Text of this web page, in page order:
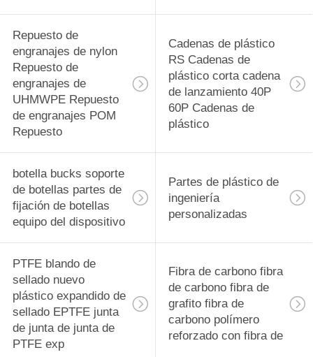
Repuesto de
engranajes de nylon
Repuesto de
engranajes de
UHMWPE Repuesto
de engranajes POM
Repuesto
Cadenas de plástico
RS Cadenas de
plástico corta cadena
de lanzamiento 40P
60P Cadenas de
plástico
botella bucks soporte
de botellas partes de
fijación de botellas
equipo del dispositivo
Partes de plástico de
ingeniería
personalizadas
PTFE blando de
sellado nuevo
plástico expandido de
sellado EPTFE junta
de junta de junta de
PTFE exp
Fibra de carbono fibra
de carbono fibra de
grafito fibra de
carbono polímero
reforzado con fibra de